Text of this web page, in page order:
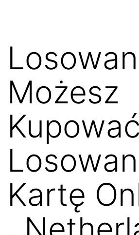
Możesz
Kupować
Kartę